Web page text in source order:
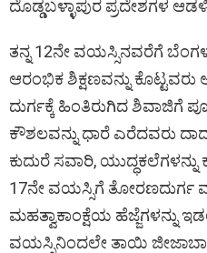
ದೊಡ್ಡಬಳ್ಳಾಪುರ ಪ್ರದೇಶಗಳ
ತನ್ನ 12ನೇ ವಯಸ್ಸಿನವರೆಗೆ
ಆರಂಭಿಕ ಶಿಕ್ಷಣವನ್ನು
ದುರ್ಗಕ್ಕೆ ಹಿಂತಿರುಗಿದ ಶಿವಾಜಿಗೆ
ಕೌಶಲವನ್ನು ಧಾರೆ ಎರೆದವರು
ಕುದುರೆ ಸವಾರಿ,
17ನೇ ವಯಸ್ಸಿಗೆ ತೋರಣದುರ್ಗ
ಮಹತ್ವಾಕಾಂಕ್ಷೆಯ ಹೆಜ್ಜೆಗಳನ್ನು
ವಯಸ್ಸಿನಿಂದಲೇ ತಾಯಿ